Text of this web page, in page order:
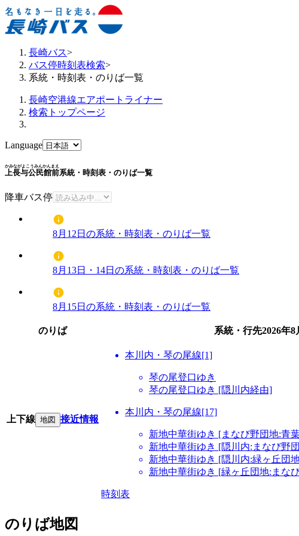
長崎バス>
バス停時刻表検索>
系統・時刻表・のりば一覧
長崎空港線エアポートライナー
検索トップページ
Language
上長与公民館前
かみながよこうみんかんまえ
系統・時刻表・のりば一覧
降車バス停
8月12日の系統・時刻表・のりば一覧
8月13日・14日の系統・時刻表・のりば一覧
8月15日の系統・時刻表・のりば一覧
のりば 系統・行先2026年8
上下線 地図 接近情報
本川内・琴の尾線[1]
琴の尾登口ゆき
琴の尾登口ゆき [隠川内経由]
本川内・琴の尾線[17]
新地中華街ゆき [まなび野団地:青
新地中華街ゆき [隠川内:まなび野
新地中華街ゆき [隠川内:緑ヶ丘団
新地中華街ゆき [緑ヶ丘団地:まな
時刻表
のりば地図